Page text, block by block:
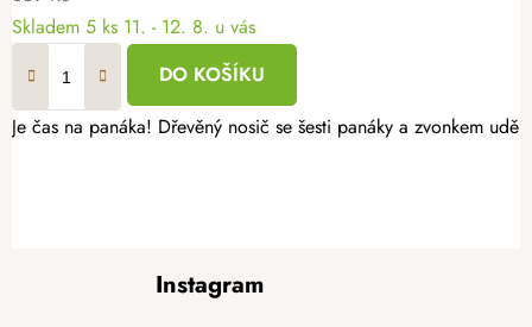
Skladem 5 ks 11. - 12. 8. u vás
DO KOŠÍKU
Je čas na panáka! Dřevěný nosič se šesti panáky a zvonkem
Instagram